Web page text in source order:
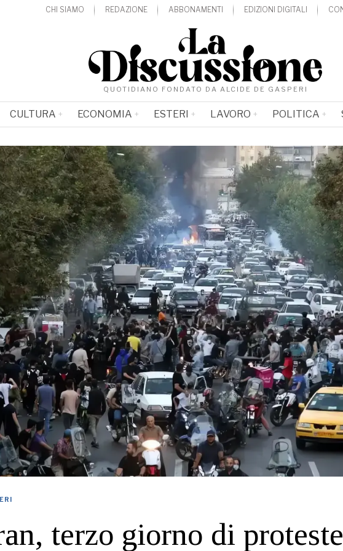
CHI SIAMO REDAZIONE ABBONAMENTI EDIZIONI DIGITALI
QUOTIDIANO FONDATO DA ALCIDE DE GASPERI
CULTURA ECONOMIA ESTERI LAVORO POLITICA
terzo giorno di